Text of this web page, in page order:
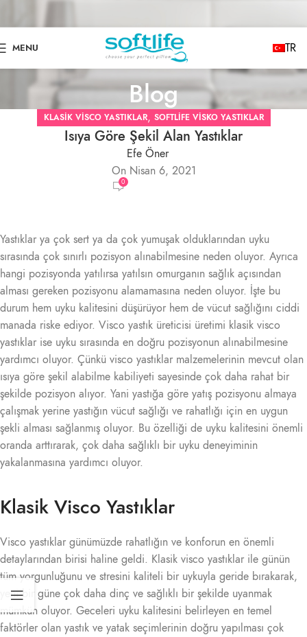
MENU TR
Blog
KLASIK VISCO YASTIKLAR, SOFTLIFE VISKO YASTIKLAR
Isıya Göre Şekil Alan Yastıklar
Efe Öner
On Nisan 6, 2021
0
Yastıklar ya çok sert ya da çok yumuşak olduklarından uyku
sırasında çok sınırlı pozisyon alınabilmesine neden oluyor. Ayrıca
hangi pozisyonda yatılırsa yatılsın omurganın sağlık açısından
alması gereken pozisyonu alamamasına neden oluyor. İşte bu
durum hem uyku kalitesini düşürüyor hem de vücut sağlığını ciddi
manada riske ediyor. Visco yastık üreticisi üretimi klasik visco
yastıklar ise uyku sırasında en doğru pozisyonun alınabilmesine
yardımcı oluyor. Çünkü visco yastıklar malzemelerinin mevcut olan
ısıya göre şekil alabilme kabiliyeti sayesinde çok daha rahat bir
şekilde pozisyon alıyor. Yani yastığa göre yatış pozisyonu almaya
çalışmak yerine yastığın vücut sağlığı ve rahatlığı için en uygun
şekli alması sağlanmış oluyor. Bu özelliği de uyku kalitesini önemli
oranda arttırarak, çok daha sağlıklı bir uyku deneyiminin
yakalanmasına yardımcı oluyor.
Klasik Visco Yastıklar
Visco yastıklar günümüzde rahatlığın ve konforun en önemli
detaylarından birisi haline geldi. Klasik visco yastıklar ile günün
tüm yorgunluğunu ve stresini kaliteli bir uykuyla geride bırakarak,
yeni bir güne çok daha dinç ve sağlıklı bir şekilde uyanmak
mümkün oluyor. Geceleri uyku kalitesini belirleyen en temel
faktörler olan yastık ve yatak seçimlerinin doğru yapılması çok